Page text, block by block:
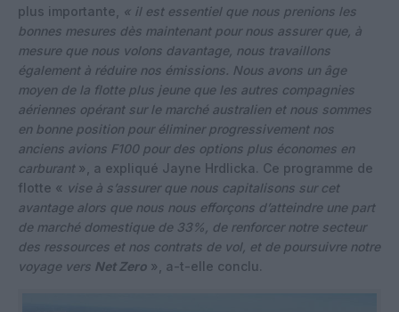
plus importante,
« il est essentiel que nous prenions les
bonnes mesures dès maintenant pour nous assurer que, à
mesure que nous volons davantage, nous travaillons
également à réduire nos émissions. Nous avons un âge
moyen de la flotte plus jeune que les autres compagnies
aériennes opérant sur le marché australien et nous sommes
en bonne position pour éliminer progressivement nos
anciens avions F100 pour des options plus économes en
carburant », a expliqué Jayne Hrdlicka. Ce programme de
flotte « vise à s’assurer que nous capitalisons sur cet
avantage alors que nous nous efforçons d’atteindre une part
de marché domestique de 33%, de renforcer notre secteur
des ressources et nos contrats de vol, et de poursuivre notre
voyage vers Net Zero », a-t-elle conclu.